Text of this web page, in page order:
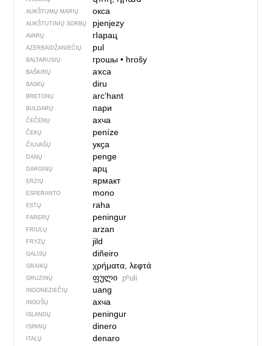
AUKŠTUMŲ MARIŲ окса
AUKŠTUTINIŲ SORBŲ pjenjezy
AVARŲ гIарац
AZERBAIDŽANIEČIŲ pul
BALTARUSIŲ грошы• hrošy
BAŠKIRŲ аҡса
BASKŲ diru
BRETONŲ arc’hant
BULGARŲ пари
ČEČĖNŲ ахча
ČEKŲ peníze
ČIUVAŠŲ укҫа
DANŲ penge
DARGINŲ арц
ERZIŲ ярмакт
ESPERANTO mono
ESTŲ raha
FARERŲ peningur
FRIULŲ arzan
FRYZŲ jild
GALISŲ diñeiro
GRAIKŲ χρήματα, λεφτά
GRUZINŲ ფული pʰuli
INDONEZIEČIŲ uang
INGUŠŲ ахча
ISLANDŲ peningur
ISPANŲ dinero
ITALŲ denaro